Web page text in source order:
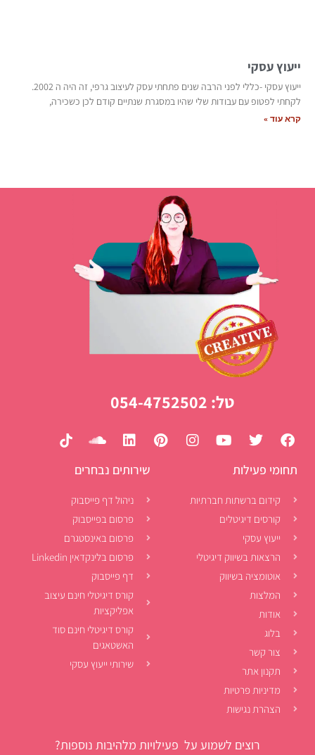
ייעוץ עסקי
ייעוץ עסקי -כללי לפני הרבה שנים פתחתי עסק לעיצוב גרפי, זה היה ה 2002.
לקחתי לפטופ עם עבודות שלי שהיו במסגרת שנתיים קודם לכן כשכירה,
קרא עוד »
טל: 054-4752502
תחומי פעילות
קידום ברשתות חברתיות
קורסים דיגיטלים
ייעוץ עסקי
הרצאות בשיווק דיגיטלי
אוטומציה בשיווק
המלצות
אודות
בלוג
צור קשר
תקנון אתר
מדיניות פרטיות
הצהרת נגישות
שירותים נבחרים
ניהול דף פייסבוק
פרסום בפייסבוק
פרסום באינסטגרם
פרסום בלינקדאין Linkedin
דף פייסבוק
קורס דיגיטלי חינם עיצוב
אפליקציות
קורס דיגיטלי חינם סוד
האשטאגים
שירותי ייעוץ עסקי
רוצים לשמוע על פעילויות מלהיבות נוספות?